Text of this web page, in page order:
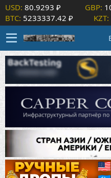
USD: 80.9293 ₽ GBP:
BTC: 5233337.42 ₽ KZT: